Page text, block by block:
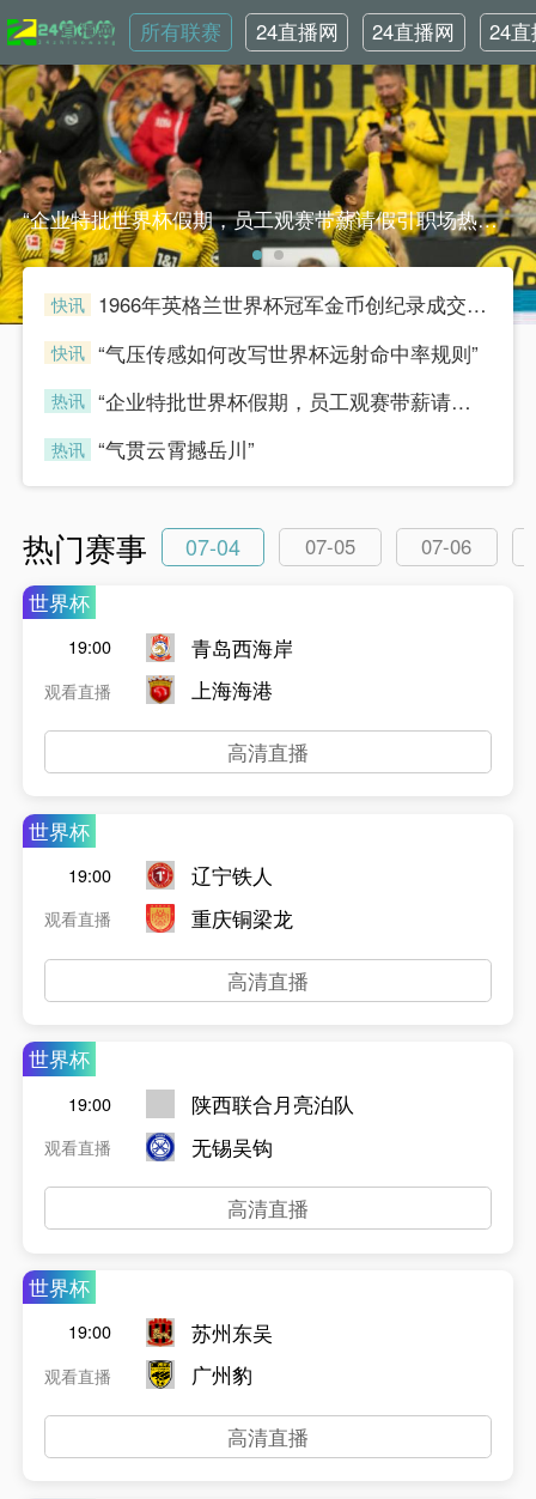
所有联赛
24直播网
NBA
24直播网
世界杯
24
英
“企业特批世界杯假期，员工观赛带薪请假引职场热议”“企业特批世界杯假期，员工观赛带薪请假引职场热议”
快讯
1966年英格兰世界杯冠军金币创纪录成交，足球收藏热潮持续升温
快讯 “气压传感如何改写世界杯远射命中率规则”
热讯
“企业特批世界杯假期，员工观赛带薪请假引职场热议”
热讯 “气贯云霄撼岳川”
热门赛事 07-04 07-05
07-06
世界杯
19:00
观看直播
青岛西海岸
上海海港
高清直播
世界杯
19:00
观看直播
辽宁铁人
重庆铜梁龙
高清直播
世界杯
19:00
观看直播
陕西联合月亮泊队
无锡吴钩
高清直播
世界杯
19:00
观看直播
苏州东吴
广州豹
高清直播